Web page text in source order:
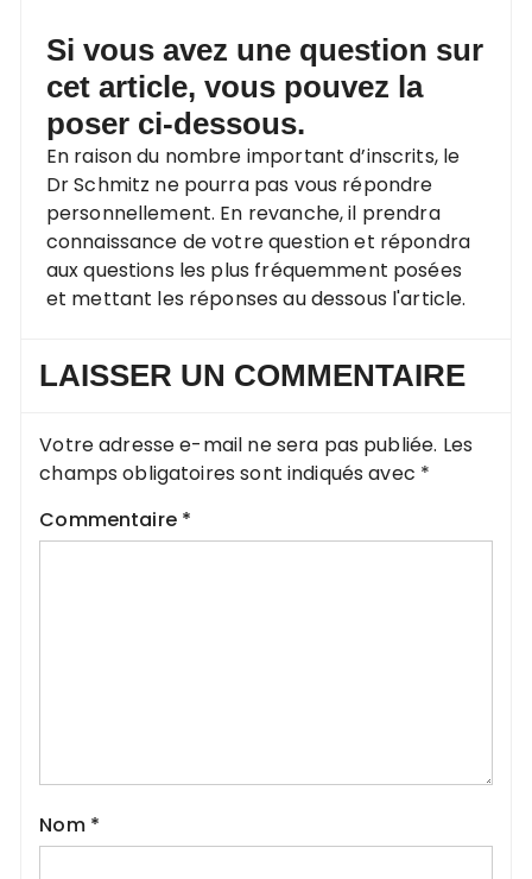
Si vous avez une question sur
cet article, vous pouvez la
poser ci-dessous.
En raison du nombre important d’inscrits, le
Dr Schmitz ne pourra pas vous répondre
personnellement. En revanche, il prendra
connaissance de votre question et répondra
aux questions les plus fréquemment posées
et mettant les réponses au dessous l'article.
LAISSER UN COMMENTAIRE
Votre adresse e-mail ne sera pas publiée. Les
champs obligatoires sont indiqués avec *
Commentaire *
Nom *